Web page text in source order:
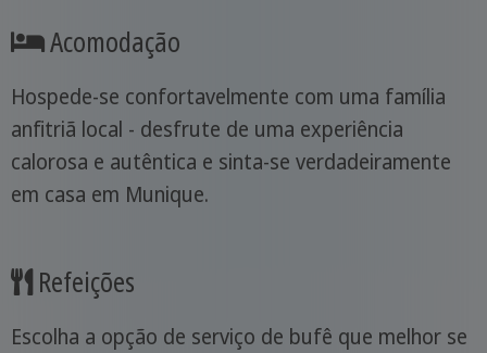
Acomodação
Hospede-se confortavelmente com uma família
anfitriã local - desfrute de uma experiência
calorosa e autêntica e sinta-se verdadeiramente
em casa em Munique.
Refeições
Escolha a opção de serviço de bufê que melhor se